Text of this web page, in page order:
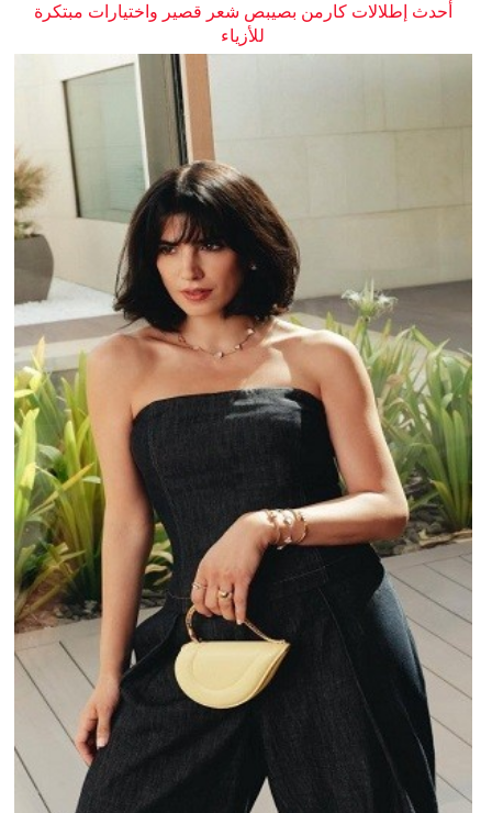
أحدث إطلالات كارمن بصيبص شعر قصير واختيارات مبتكرة
للأزياء